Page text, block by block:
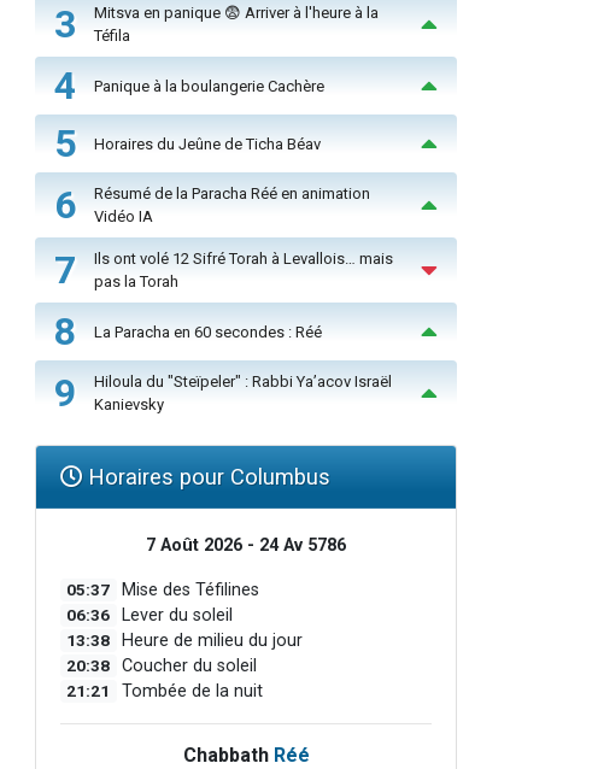
3
Mitsva en panique 😨 Arriver à l'heure à la
Téfila
4 Panique à la boulangerie Cachère
5 Horaires du Jeûne de Ticha Béav
6
Résumé de la Paracha Réé en animation
Vidéo IA
7
Ils ont volé 12 Sifré Torah à Levallois… mais
pas la Torah
8 La Paracha en 60 secondes : Réé
9
Hiloula du "Steïpeler" : Rabbi Ya’acov Israël
Kanievsky
Horaires pour Columbus
7 Août 2026 - 24 Av 5786
05:37 Mise des Téfilines
06:36 Lever du soleil
13:38 Heure de milieu du jour
20:38 Coucher du soleil
21:21 Tombée de la nuit
Chabbath Réé